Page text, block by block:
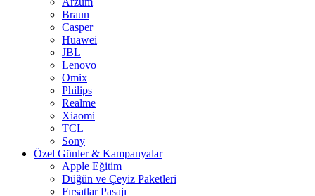
Braun
Casper
Huawei
JBL
Lenovo
Omix
Philips
Realme
Xiaomi
TCL
Sony
Özel Günler & Kampanyalar
Apple Eğitim
Düğün ve Çeyiz Paketleri
Fırsatlar Pasajı